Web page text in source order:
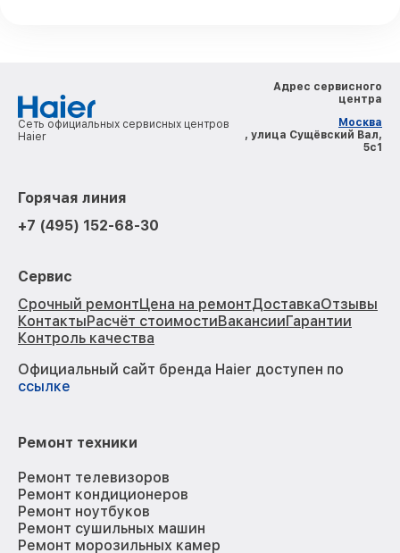
Сеть официальных сервисных центров
Haier
Адрес сервисного
центра
Москва
, улица Сущёвский Вал,
5с1
Горячая линия
+7 (495) 152-68-30
Сервис
Срочный ремонтЦена на ремонтДоставкаОтзывы
КонтактыРасчёт стоимостиВакансииГарантии
Контроль качества
Официальный сайт бренда Haier доступен по
ссылке
Ремонт техники
Ремонт телевизоров
Ремонт кондиционеров
Ремонт ноутбуков
Ремонт сушильных машин
Ремонт морозильных камер